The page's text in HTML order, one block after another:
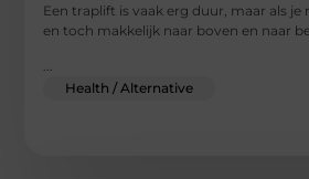
Een traplift is vaak erg duur, maar als
en toch makkelijk naar boven en naar
...
Health / Alternative